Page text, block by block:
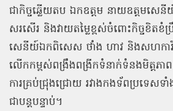
ជាកិច្ចឆ្លើយតប ឯកឧត្តម នាយឧត្តមសេ
សរសើរ និងវាយតម្លៃខ្ពស់ចំពោះកិច្ចខិតខំ
សេនីយ៍ឯកពិសេស ថាំង ហាវ និងសហការី
លើកកម្ពស់ពង្រឹងពង្រីកទំនាក់ទំនងមិត្តភា
ការគ្រប់ជ្រុងជ្រោយ រវាងកងទ័ពប្រទេសទាំ
ជាបន្តបន្ទាប់។